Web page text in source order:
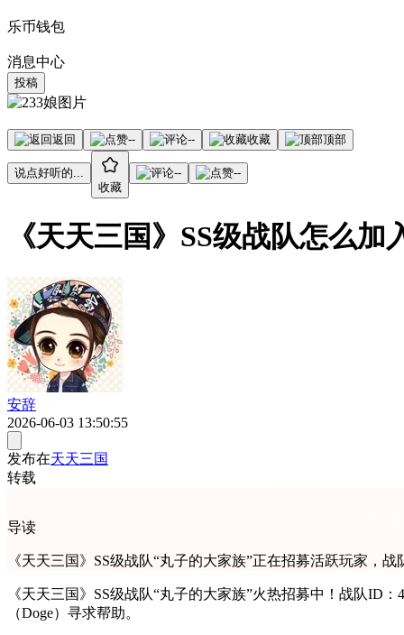
乐币钱包
消息中心
投稿
返回 -- -- 收藏 顶部
说点好听的...
收藏
-- --
《天天三国》SS级战队怎么
安辞
2026-06-03 13:50:55
发布在天天三国
转载
导读
《天天三国》SS级战队“丸子的大家族”正在招募活跃玩家，
《天天三国》SS级战队“丸子的大家族”火热招募中！战队ID
（Doge）寻求帮助。